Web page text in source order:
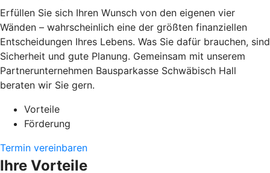
Erfüllen Sie sich Ihren Wunsch von den eigenen vier
Wänden – wahrscheinlich eine der größten finanziellen
Entscheidungen Ihres Lebens. Was Sie dafür brauchen, sind
Sicherheit und gute Planung. Gemeinsam mit unserem
Partnerunternehmen Bausparkasse Schwäbisch Hall
beraten wir Sie gern.
Vorteile
Förderung
Termin vereinbaren
Ihre Vorteile